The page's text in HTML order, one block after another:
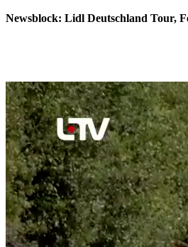
Newsblock: Lidl Deutschland Tour,